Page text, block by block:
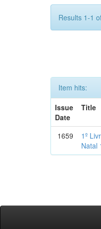
Results 1-1
Item hits:
Issue
Date
Title
1659
1º
Natal